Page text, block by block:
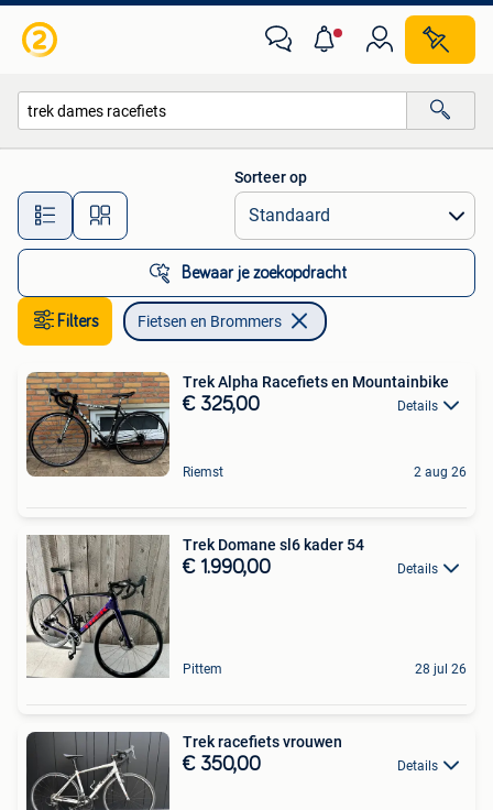
Alle afstanden…
Sorteer op
Bewaar je zoekopdracht
Filters Fietsen en Brommers
Trek Alpha Racefiets en Mountainbike
€ 325,00 Details
Riemst 2 aug 26
Trek Domane sl6 kader 54
€ 1.990,00 Details
Pittem 28 jul 26
Trek racefiets vrouwen
€ 350,00 Details